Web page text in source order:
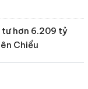
hơn 6.209 tỷ
Chiểu